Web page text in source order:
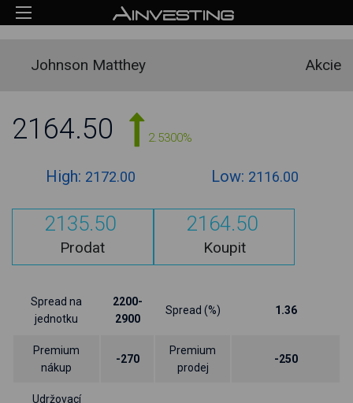
Johnson Matthey Akcie
2164.50 2.5300%
High: 2172.00 Low: 2116.00
2135.50
Prodat
2164.50
Koupit
Spread na
jednotku
2200-
2900
Spread (%) 1.36
Premium
nákup
-270
Premium
prodej
-250
Udržovací